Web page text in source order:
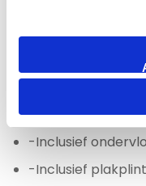
waterbestendige
keuken. Nu hoeven
Laminaat All-in
-Inclusief
-Inclusief